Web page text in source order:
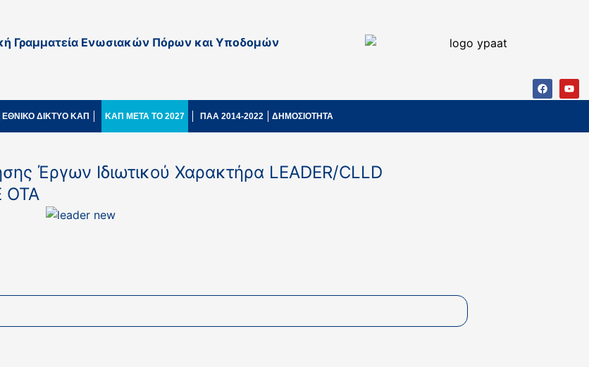
Γραμματεία Ενωσιακών Πόρων και Υποδομών
ΕΘΝΙΚΟ ΔΙΚΤΥΟ ΚΑΠ ΚΑΠ ΜΕΤΑ ΤΟ 2027 ΠΑΑ 2014-2022 ΔΗΜΟΣΙΟΤΗΤΑ
Έργων Ιδιωτικού Χαρακτήρα LEADER/CLLD
ΟΤΑ